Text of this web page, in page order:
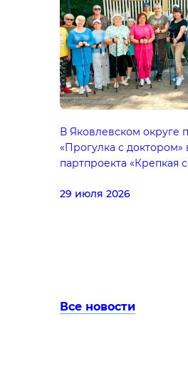
В Яковлевском округе
«Прогулка с доктором»
партпроекта «Крепкая
29 июля 2026
Все новости